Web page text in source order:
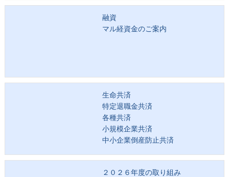
融資
マル経資金のご案内
生命共済
特定退職金共済
各種共済
小規模企業共済
中小企業倒産防止共済
２０２６年度の取り組み